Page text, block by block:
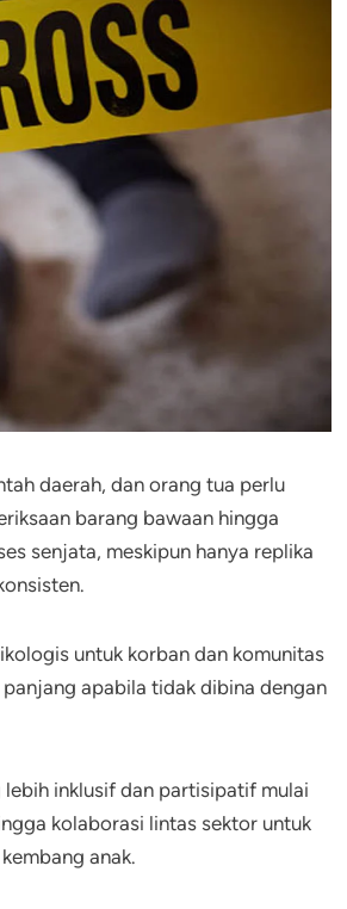
daerah, dan orang tua perlu
barang bawaan hingga
senjata, meskipun hanya replika
untuk korban dan komunitas
apabila tidak dibina dengan
inklusif dan partisipatif mulai
kolaborasi lintas sektor untuk
anak.